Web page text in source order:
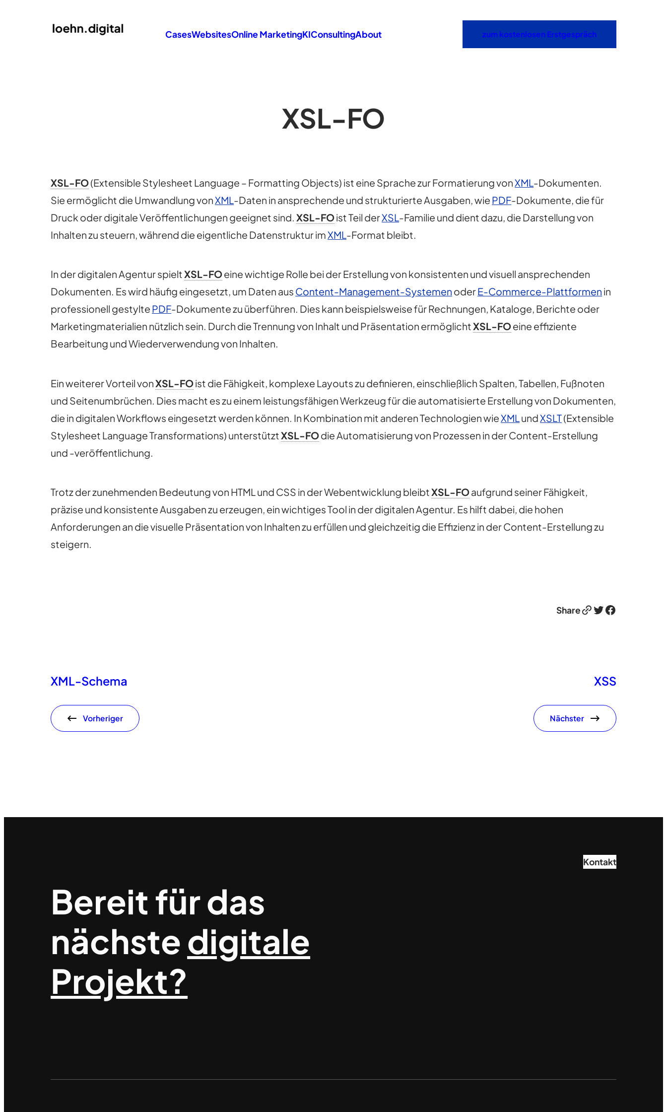
CasesWebsitesOnline MarketingKIConsultingAbout zum kostenlosen Erstgespräch
XSL-FO
XSL-FO(Extensible Stylesheet Language – Formatting Objects) ist eine Sprache zur Formatierung vonXML-Dokumenten.
Sie ermöglicht die Umwandlung vonXML-Daten in ansprechende und strukturierte Ausgaben, wie PDF-Dokumente, die für
Druck oder digitale Veröffentlichungen geeignet sind.XSL-FOist Teil derXSL-Familie und dient dazu, die Darstellung von
Inhalten zu steuern, während die eigentliche Datenstruktur imXML-Format bleibt.
In der digitalen Agentur spieltXSL-FOeine wichtige Rolle bei der Erstellung von konsistenten und visuell ansprechenden
Dokumenten. Es wird häufig eingesetzt, um Daten aus Content-Management-Systemen oderE-Commerce-Plattformen in
professionell gestylte PDF-Dokumente zu überführen. Dies kann beispielsweise für Rechnungen, Kataloge, Berichte oder
Marketingmaterialien nützlich sein. Durch die Trennung von Inhalt und Präsentation ermöglichtXSL-FOeine effiziente
Bearbeitung und Wiederverwendung von Inhalten.
Ein weiterer Vorteil vonXSL-FOist die Fähigkeit, komplexe Layouts zu definieren, einschließlich Spalten, Tabellen, Fußnoten
und Seitenumbrüchen. Dies macht es zu einem leistungsfähigen Werkzeug für die automatisierte Erstellung von Dokumenten,
die in digitalen Workflows eingesetzt werden können. In Kombination mit anderen Technologien wieXML undXSLT(Extensible
Stylesheet Language Transformations) unterstütztXSL-FOdie Automatisierung von Prozessen in der Content-Erstellung
und -veröffentlichung.
Trotz der zunehmenden Bedeutung von HTML und CSS in der Webentwicklung bleibtXSL-FOaufgrund seiner Fähigkeit,
präzise und konsistente Ausgaben zu erzeugen, ein wichtiges Tool in der digitalen Agentur. Es hilft dabei, die hohen
Anforderungen an die visuelle Präsentation von Inhalten zu erfüllen und gleichzeitig die Effizienz in der Content-Erstellung zu
steigern.
ShareLink Twitter Facebook
XML-Schema
Vorheriger
XSS
Nächster
Bereit für das
nächstedigitale
Projekt?
Kontakt